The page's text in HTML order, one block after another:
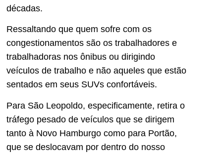
décadas.
Ressaltando que quem sofre com os
congestionamentos são os trabalhadores e
trabalhadoras nos ônibus ou dirigindo
veículos de trabalho e não aqueles que estão
sentados em seus SUVs confortáveis.
Para São Leopoldo, especificamente, retira o
tráfego pesado de veículos que se dirigem
tanto à Novo Hamburgo como para Portão,
que se deslocavam por dentro do nosso